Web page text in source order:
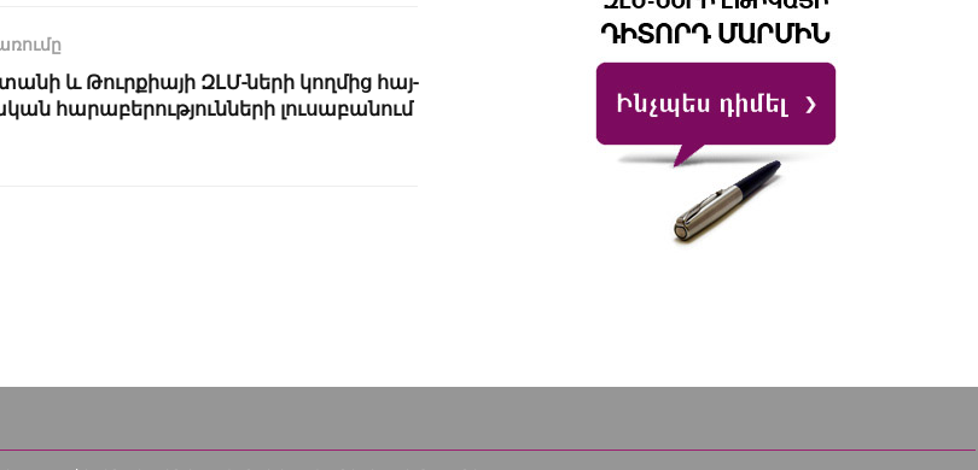
և Թուրքիայի ԶԼՄ-ների կողմից հայ-
հարաբերությունների լուսաբանում